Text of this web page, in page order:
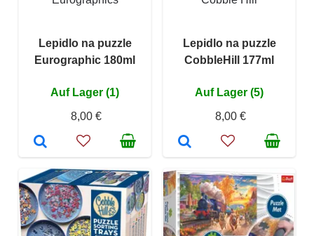
Lepidlo na puzzle
Eurographic 180ml
Auf Lager (1)
8,00 €
Lepidlo na puzzle
CobbleHill 177ml
Auf Lager (5)
8,00 €